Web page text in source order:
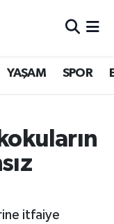
YAŞAM SPOR
itfaiye